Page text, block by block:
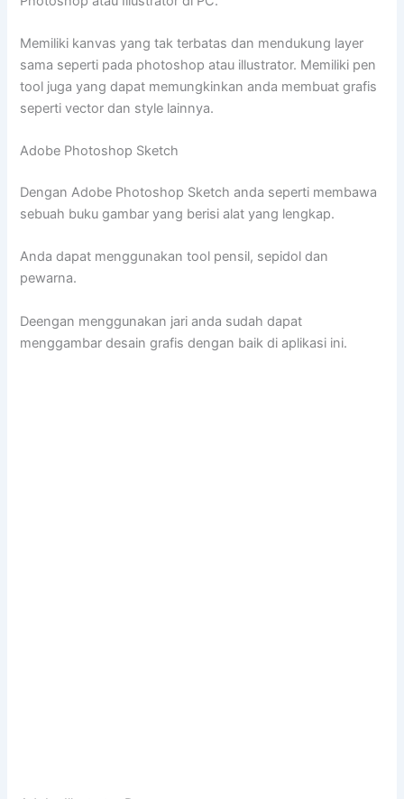
Memiliki kanvas yang tak terbatas dan mendukung layer
sama seperti pada photoshop atau illustrator. Memiliki pen
tool juga yang dapat memungkinkan anda membuat grafis
seperti vector dan style lainnya.
Adobe Photoshop Sketch
Dengan Adobe Photoshop Sketch anda seperti membawa
sebuah buku gambar yang berisi alat yang lengkap.
Anda dapat menggunakan tool pensil, sepidol dan
pewarna.
Deengan menggunakan jari anda sudah dapat
menggambar desain grafis dengan baik di aplikasi ini.